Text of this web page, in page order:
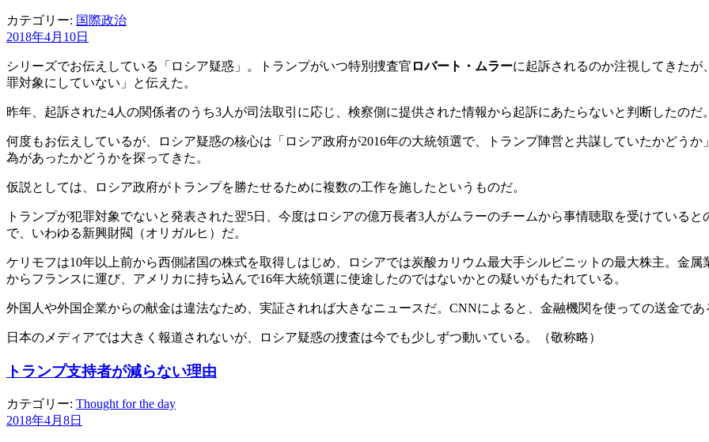
カテゴリー: 国際政治
2018年4月10日
シリーズでお伝えしている「ロシア疑惑」。トランプがいつ特別捜査官 ロバート・ムラーに起訴されるのか注視してきた
罪対象にしていない」と伝えた。
昨年、起訴された4人の関係者のうち3人が司法取引に応じ、検察側に提供された情報から起訴にあたらないと判断したの
何度もお伝えしているが、ロシア疑惑の核心は「ロシア政府が2016年の大統領選で、トランプ陣営と共謀していたかどう
為があったかどうかを探ってきた。
仮説としては、ロシア政府がトランプを勝たせるために複数の工作を施したというものだ。
トランプが犯罪対象でないと発表された翌5日、今度はロシアの億万長者3人がムラーのチームから事情聴取を受けていると
で、いわゆる新興財閥（オリガルヒ）だ。
ケリモフは10年以上前から西側諸国の株式を取得しはじめ、ロシアでは炭酸カリウム最大手シルビニットの最大株主。金
からフランスに運び、アメリカに持ち込んで16年大統領選に使途したのではないかとの疑いがもたれている。
外国人や外国企業からの献金は違法なため、実証されれば大きなニュースだ。CNNによると、金融機関を使っての送金で
日本のメディアでは大きく報道されないが、ロシア疑惑の捜査は今でも少しずつ動いている。（敬称略）
トランプ支持者が減らない理由
カテゴリー: Thought for the day
2018年4月8日